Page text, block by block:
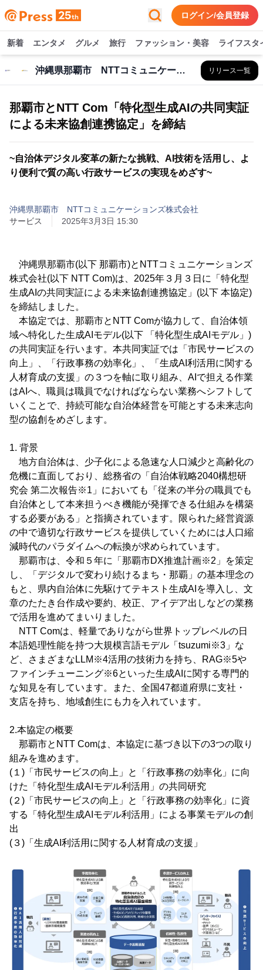
ログイン/会員登録
新着 エンタメ グルメ 旅行 ファッション・美容 ライフスタ
沖縄県那覇市 NTTコミュニケーションズ株式会社 リリース一覧
那覇市とNTT Com「特化型生成AIの共同実証
による未来協創連携協定」を締結
~自治体デジタル変革の新たな挑戦、AI技術を活用し、よ
り便利で質の高い行政サービスの実現をめざす~
沖縄県那覇市 NTTコミュニケーションズ株式会社
サービス
2025年3月3日 15:30
沖縄県那覇市(以下 那覇市)とNTTコミュニケーションズ
株式会社(以下 NTT Com)は、2025年３月３日に「特化型
生成AIの共同実証による未来協創連携協定」(以下 本協定)
を締結しました。
本協定では、那覇市とNTT Comが協力して、自治体領
域へ特化した生成AIモデル(以下 「特化型生成AIモデル」)
の共同実証を行います。本共同実証では「市民サービスの
向上」、「行政事務の効率化」、「生成AI利活用に関する
人材育成の支援」の３つを軸に取り組み、AIで担える作業
はAIへ、職員は職員でなければならない業務へシフトして
いくことで、持続可能な自治体経営を可能とする未来志向
型の協創をめざします。
1. 背景
地方自治体は、少子化による急速な人口減少と高齢化の
危機に直面しており、総務省の「自治体戦略2040構想研
究会 第二次報告※1」においても「従来の半分の職員でも
自治体として本来担うべき機能が発揮できる仕組みを構築
する必要がある」と指摘されています。限られた経営資源
の中で適切な行政サービスを提供していくためには人口縮
減時代のパラダイムへの転換が求められています。
那覇市は、令和５年に「那覇市DX推進計画※2」を策定
し、「デジタルで変わり続けるまち・那覇」の基本理念の
もと、県内自治体に先駆けてテキスト生成AIを導入し、文
章のたたき台作成や要約、校正、アイデア出しなどの業務
で活用を進めてまいりました。
NTT Comは、軽量でありながら世界トップレベルの日
本語処理性能を持つ大規模言語モデル「tsuzumi※3」な
ど、さまざまなLLM※4活用の技術力を持ち、RAG※5や
ファインチューニング※6といった生成AIに関する専門的
な知見を有しています。また、全国47都道府県に支社・
支店を持ち、地域創生にも力を入れています。
2.本協定の概要
那覇市とNTT Comは、本協定に基づき以下の3つの取り
組みを進めます。
(１)「市民サービスの向上」と「行政事務の効率化」に向
けた「特化型生成AIモデル利活用」の共同研究
(２)「市民サービスの向上」と「行政事務の効率化」に資
する「特化型生成AIモデル利活用」による事業モデルの創
出
(３)「生成AI利活用に関する人材育成の支援」